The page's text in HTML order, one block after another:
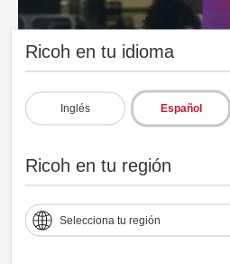
Ricoh en tu idioma
Inglés Español
Ricoh en tu región
Selecciona tu región